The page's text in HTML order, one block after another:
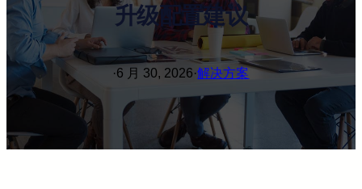
升级配置建议
·6 月 30, 2026·解决方案